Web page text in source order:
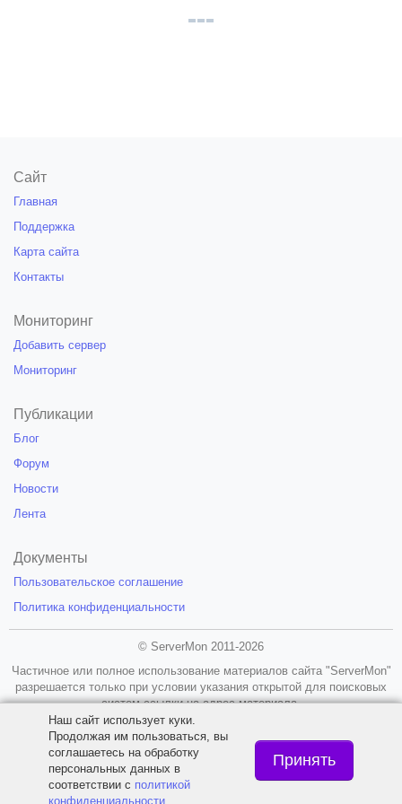
Сайт
Главная
Поддержка
Карта сайта
Контакты
Мониторинг
Добавить сервер
Мониторинг
Публикации
Блог
Форум
Новости
Лента
Документы
Пользовательское соглашение
Политика конфиденциальности
© ServerMon 2011-2026
Частичное или полное использование материалов сайта "ServerMon"
разрешается только при условии указания открытой для поисковых
систем ссылки на адрес материала.
18+
Наш сайт использует куки.
Продолжая им пользоваться, вы
соглашаетесь на обработку
персональных данных в
соответствии с политикой
конфиденциальности
Принять